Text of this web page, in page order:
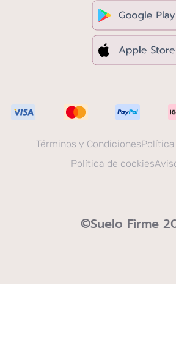
Términos y Condiciones
Política de cookies
©Suelo Firme